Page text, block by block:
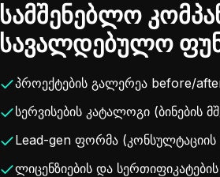
სამშენებლო
სავალდებულო
პროექტების გალერეა before/
სერვისების კატალოგი (ბინების
Lead-gen ფორმა
ლიცენზიების და